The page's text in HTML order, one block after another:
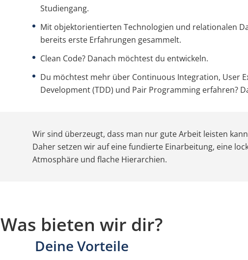
Studiengang.
Mit objektorientierten Technologien und relationalen
bereits erste Erfahrungen gesammelt.
Clean Code? Danach möchtest du entwickeln.
Du möchtest mehr über Continuous Integration, User
Development (TDD) und Pair Programming erfahren?
Wir sind überzeugt, dass man nur gute Arbeit leisten
Daher setzen wir auf eine fundierte Einarbeitung, eine
Atmosphäre und flache Hierarchien.
Was bieten wir dir?
Deine Vorteile